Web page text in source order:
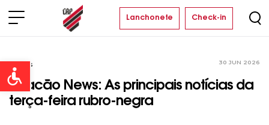
Open toolbar
Lanchonete Check-in
Vídeos 30 JUN 2026
Furacão News: As principais notícias da
terça-feira rubro-negra